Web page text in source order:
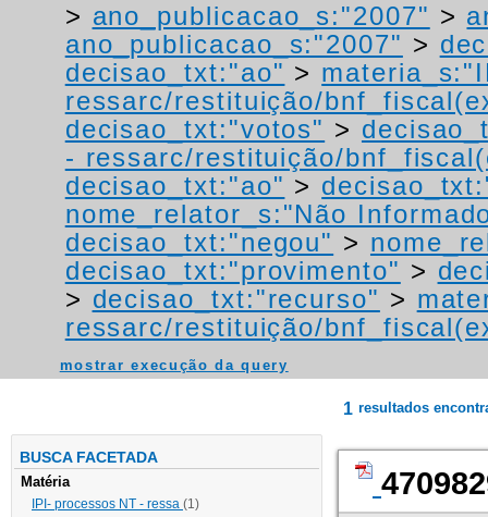
> ano_publicacao_s:"2007" >
ano_publicacao_s:"2007" >
decisao_txt:"ao" >
ressarc/restituição/
decisao_txt:"votos" >
- ressarc/restituição/
decisao_txt:"ao" >
nome_relator_s:"Não
decisao_txt:"negou" >
decisao_txt:"provimento" >
> decisao_txt:"recurso" >
ressarc/restituição/
mostrar execução da query
BUSCA FACETADA
Matéria
IPI- processos NT - ressa (1)
1 resultados